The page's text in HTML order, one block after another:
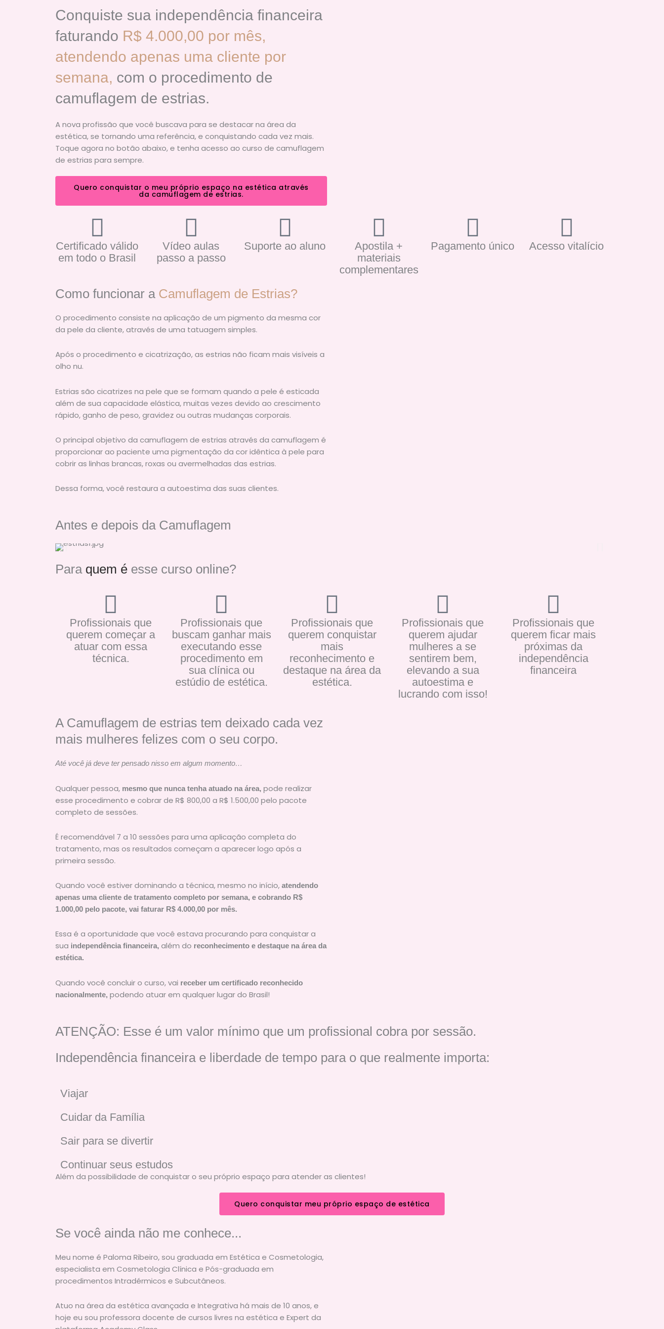
Conquiste sua independência financeira
faturando R$ 4.000,00 por mês,
atendendo apenas uma cliente por
semana, com o procedimento de
camuflagem de estrias.
A nova profissão que você buscava para se destacar na área da
estética, se tornando uma referência, e conquistando cada vez mais.
Toque agora no botão abaixo, e tenha acesso ao curso de camuflagem
de estrias para sempre.
Quero conquistar o meu próprio espaço na estética através
da camuflagem de estrias.
Certificado válido
em todo o Brasil
Vídeo aulas
passo a passo
Suporte ao aluno
Apostila +
materiais
complementares
Pagamento único Acesso vitalício
Como funcionar a Camuflagem de Estrias?
O procedimento consiste na aplicação de um pigmento da mesma cor
da pele da cliente, através de uma tatuagem simples.
Após o procedimento e cicatrização, as estrias não ficam mais visíveis a
olho nu.
Estrias são cicatrizes na pele que se formam quando a pele é esticada
além de sua capacidade elástica, muitas vezes devido ao crescimento
rápido, ganho de peso, gravidez ou outras mudanças corporais.
O principal objetivo da camuflagem de estrias através da camuflagem é
proporcionar ao paciente uma pigmentação da cor idêntica à pele para
cobrir as linhas brancas, roxas ou avermelhadas das estrias.
Dessa forma, você restaura a autoestima das suas clientes.
Antes e depois da Camuflagem
Para quem é esse curso online?
Profissionais que
querem começar a
atuar com essa
técnica.
Profissionais que
buscam ganhar mais
executando esse
procedimento em
sua clínica ou
estúdio de estética.
Profissionais que
querem conquistar
mais
reconhecimento e
destaque na área da
estética.
Profissionais que
querem ajudar
mulheres a se
sentirem bem,
elevando a sua
autoestima e
lucrando com isso!
Profissionais que
querem ficar mais
próximas da
independência
financeira
A Camuflagem de estrias tem deixado cada vez
mais mulheres felizes com o seu corpo.
Até você já deve ter pensado nisso em algum momento…
Qualquer pessoa, mesmo que nunca tenha atuado na área, pode realizar
esse procedimento e cobrar de R$ 800,00 a R$ 1.500,00 pelo pacote
completo de sessões.
É recomendável 7 a 10 sessões para uma aplicação completa do
tratamento, mas os resultados começam a aparecer logo após a
primeira sessão.
Quando você estiver dominando a técnica, mesmo no início, atendendo
apenas uma cliente de tratamento completo por semana, e cobrando R$
1.000,00 pelo pacote, vai faturar R$ 4.000,00 por mês.
Essa é a oportunidade que você estava procurando para conquistar a
sua independência financeira, além do reconhecimento e destaque na área da
estética.
Quando você concluir o curso, vai receber um certificado reconhecido
nacionalmente, podendo atuar em qualquer lugar do Brasil!
ATENÇÃO: Esse é um valor mínimo que um profissional cobra por sessão.
Independência financeira e liberdade de tempo para o que realmente importa:
Viajar
Cuidar da Família
Sair para se divertir
Continuar seus estudos
Além da possibilidade de conquistar o seu próprio espaço para atender as clientes!
Quero conquistar meu próprio espaço de estética
Se você ainda não me conhece...
Meu nome é Paloma Ribeiro, sou graduada em Estética e Cosmetologia,
especialista em Cosmetologia Clínica e Pós-graduada em
procedimentos Intradérmicos e Subcutâneos.
Atuo na área da estética avançada e Integrativa há mais de 10 anos, e
hoje eu sou professora docente de cursos livres na estética e Expert da